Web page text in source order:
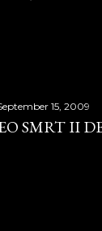
15, 2009
SMRT II